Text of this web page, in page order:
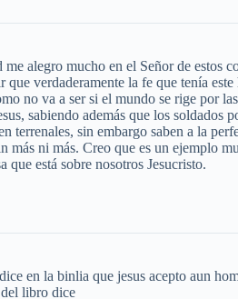
alegro mucho en el Señor de estos
verdaderamente la fe que tenía
no va a ser si el mundo se rige por
sabiendo además que los soldados
terrenales, sin embargo saben a la
más ni más. Creo que es un ejemplo
que está sobre nosotros Jesucristo.
en la binlia que jesus acepto aun
libro dice